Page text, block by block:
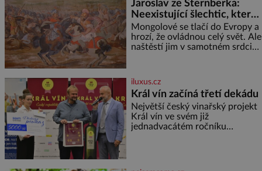
režiséra vychladne,
Jaroslav ze Šternberka:
Neexistující šlechtic, který
z Moravy vyžene Mongoly
Mongolové se tlačí do Evropy a
hrozí, že ovládnou celý svět. Ale
naštěstí jim v samotném srdci
dobyvatelské hordy zastavit. Co
nedokáže žádná z asijských říší,
co nedokážou Němci – to
dokáže český král. Nebo že by
ne? Mongolové od roku 1223
postupují podél Kaspického a
iluxus.cz
Král vín začíná třetí dekádu
Největší český vinařský projekt
Král vín ve svém již
jednadvacátém ročníku